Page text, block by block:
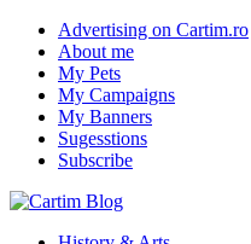
Advertising on Cartim.ro
About me
My Pets
My Campaigns
My Banners
Sugesstions
Subscribe